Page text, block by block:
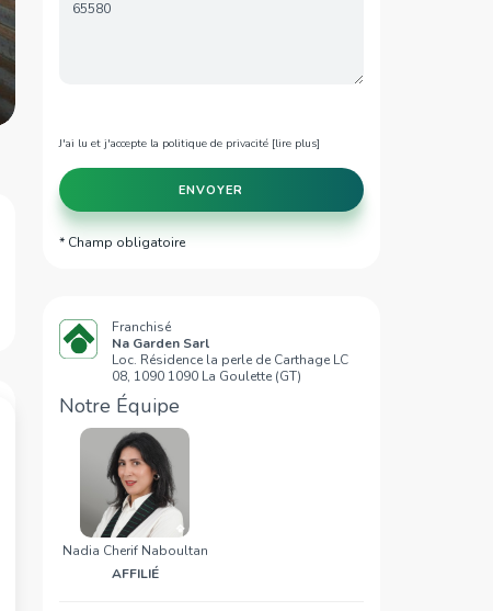
J'ai lu et j'accepte la politique de privacité [lire plus]
ENVOYER
* Champ obligatoire
Franchisé
Na Garden Sarl
Loc. Résidence la perle de Carthage LC
08, 1090 1090 La Goulette (GT)
Notre Équipe
Nadia Cherif Naboultan
AFFILIÉ